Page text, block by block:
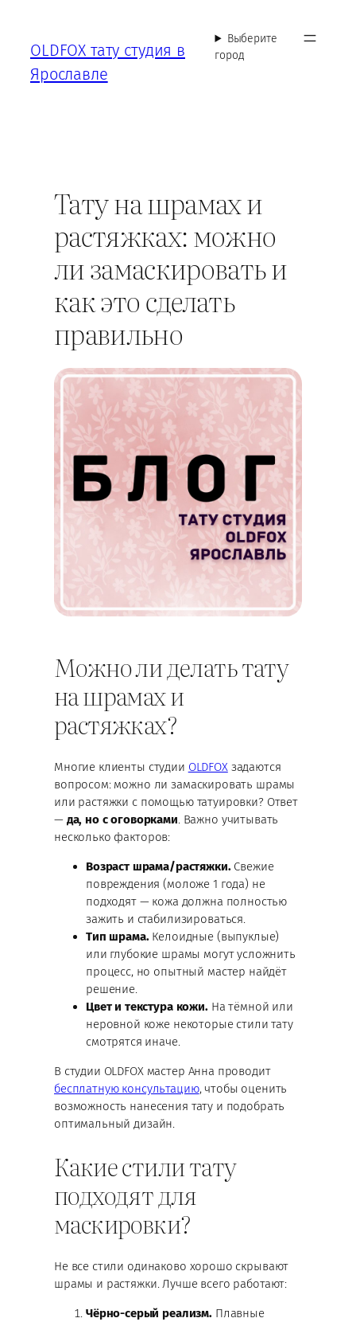
содержимому
OLDFOX тату студия в
Ярославле
Выберите
город
Тату на шрамах и
растяжках: можно
ли замаскировать и
как это сделать
правильно
Можно ли делать тату
на шрамах и
растяжках?
Многие клиенты студии OLDFOXзадаются
вопросом: можно ли замаскировать шрамы
или растяжки с помощью татуировки? Ответ
— да, но с оговорками. Важно учитывать
несколько факторов:
Возраст шрама/растяжки.Свежие
повреждения (моложе 1 года) не
подходят — кожа должна полностью
зажить и стабилизироваться.
Тип шрама.Келоидные (выпуклые)
или глубокие шрамы могут усложнить
процесс, но опытный мастер найдёт
решение.
Цвет и текстура кожи.На тёмной или
неровной коже некоторые стили тату
смотрятся иначе.
В студии OLDFOX мастер Анна проводит
бесплатную консультацию, чтобы оценить
возможность нанесения тату и подобрать
оптимальный дизайн.
Какие стили тату
подходят для
маскировки?
Не все стили одинаково хорошо скрывают
шрамы и растяжки. Лучше всего работают:
Чёрно-серый реализм. Плавные